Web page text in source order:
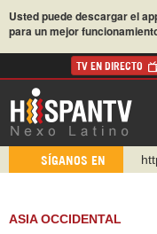
Usted puede descargar el
para un mejor
TV EN DIRECTO
SÍGANOS EN
ASIA OCCIDENTAL